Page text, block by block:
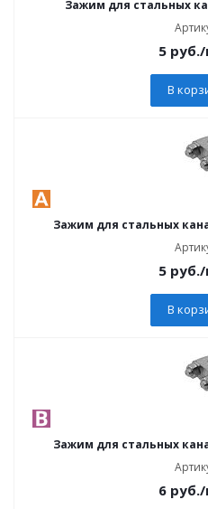
Зажим для стальных
5 руб./
В
Зажим для стальных
5 руб./
В
Зажим для стальных
6 руб./